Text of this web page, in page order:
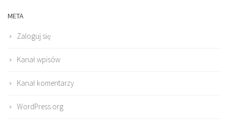
META
Zaloguj się
Kanał wpisów
Kanał komentarzy
WordPress.org